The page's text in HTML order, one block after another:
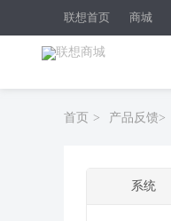
联想首页 商城
首页 > 产品反馈>
系统